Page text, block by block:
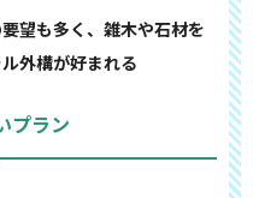
望も多く、雑木や石材を
外構が好まれる
プラン